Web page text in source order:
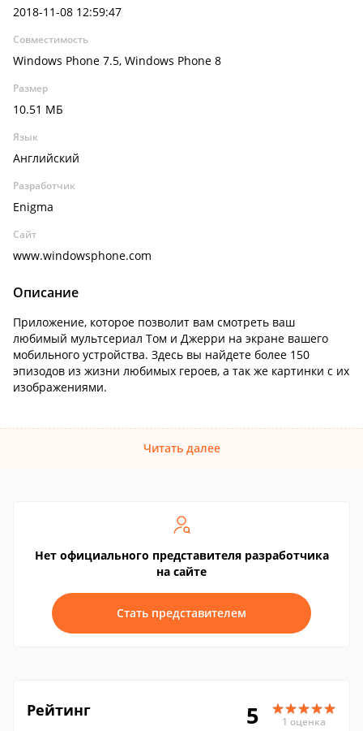
2018-11-08 12:59:47
Совместимость
Windows Phone 7.5, Windows Phone 8
Размер
10.51 МБ
Язык
Английский
Разработчик
Enigma
Сайт
www.windowsphone.com
Описание
Приложение, которое позволит вам смотреть ваш
любимый мультсериал Том и Джерри на экране вашего
мобильного устройства. Здесь вы найдете более 150
эпизодов из жизни любимых героев, а так же картинки с их
изображениями.
Читать далее
Нет официального представителя разработчика
на сайте
Стать представителем
Рейтинг 5 1 оценка